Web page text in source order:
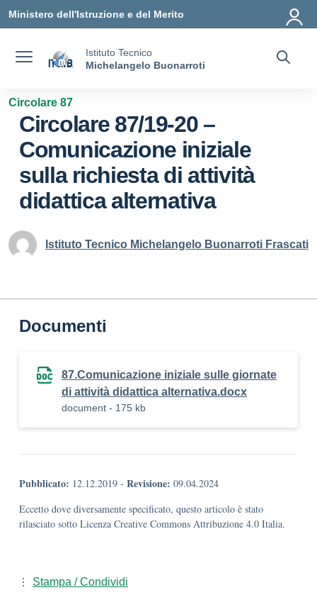
Ministero dell'Istruzione e del Merito
Istituto Tecnico
Michelangelo Buonarroti
Circolare 87
Circolare 87/19-20 –
Comunicazione iniziale
sulla richiesta di attività
didattica alternativa
Istituto Tecnico Michelangelo Buonarroti Frascati
Documenti
87.Comunicazione iniziale sulle giornate
di attività didattica alternativa.docx
document - 175 kb
Pubblicato: 12.12.2019 - Revisione: 09.04.2024
Eccetto dove diversamente specificato, questo articolo è stato
rilasciato sotto Licenza Creative Commons Attribuzione 4.0 Italia.
Stampa / Condividi